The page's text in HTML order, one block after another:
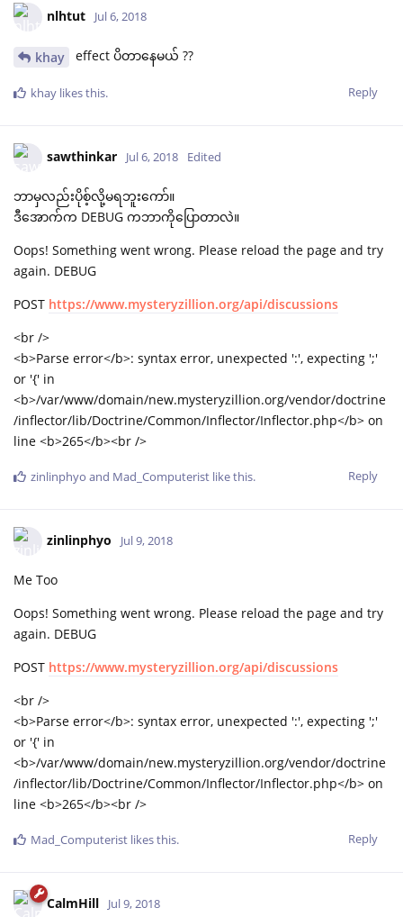
nlhtut Jul 6, 2018
khay effect ပိတာနေမယ် ??
Reply
khay likes this.
sawthinkar Jul 6, 2018 Edited
ဘာမှလည်းပိုစ့်လို့မရဘူးကော်။
ဒီအောက်က DEBUG ကဘာကိုပြောတာလဲ။
Oops! Something went wrong. Please reload the page and try
again. DEBUG
POST https://www.mysteryzillion.org/api/discussions
<br />
<b>Parse error</b>: syntax error, unexpected ':', expecting ';'
or '{' in
<b>/var/www/domain/new.mysteryzillion.org/vendor/doctrine
/inflector/lib/Doctrine/Common/Inflector/Inflector.php</b> on
line <b>265</b><br />
Reply
zinlinphyo and Mad_Computerist like this.
zinlinphyo Jul 9, 2018
Me Too
Oops! Something went wrong. Please reload the page and try
again. DEBUG
POST https://www.mysteryzillion.org/api/discussions
<br />
<b>Parse error</b>: syntax error, unexpected ':', expecting ';'
or '{' in
<b>/var/www/domain/new.mysteryzillion.org/vendor/doctrine
/inflector/lib/Doctrine/Common/Inflector/Inflector.php</b> on
line <b>265</b><br />
Reply
Mad_Computerist likes this.
CalmHill Jul 9, 2018